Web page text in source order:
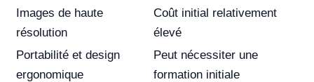
Images de haute
résolution
Coût initial relativement
élevé
Portabilité et design
ergonomique
Peut nécessiter une
formation initiale